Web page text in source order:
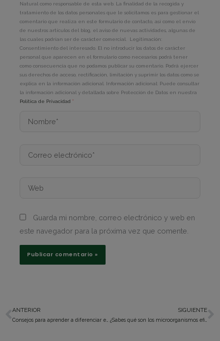
Natural como responsable de esta web. La finalidad de la recogida y
tratamiento de los datos personales que le solicitamos es para gestionar el
comentario que realiza en este formulario de contacto, así como el envío
de nuestros artículos del blog, el aviso de nuevas actividades, algunas de
las cuales podrían ser de carácter comercial. Legitimación:
Consentimiento del interesado. El no introducir los datos de carácter
personal que aparecen en el formulario como necesarios podrá tener
como consecuencia que no podamos publicar su comentario. Podrá ejercer
sus derechos de acceso, rectificación, limitación y suprimir los datos como se
explica en la información adicional. Información adicional: Puede consultar
la información adicional y detallada sobre Protección de Datos en nuestra
Política de Privacidad *
Nombre*
Correo
Web
Guarda mi nombre, correo electrónico y web en
este navegador para la próxima vez que comente.
Ant
ANTERIOR
Consejos para aprender a diferenciar el compost del vermicompost
SIGUIENTE
¿Sabes qué son los microorganismos eficientes para la agricultura?